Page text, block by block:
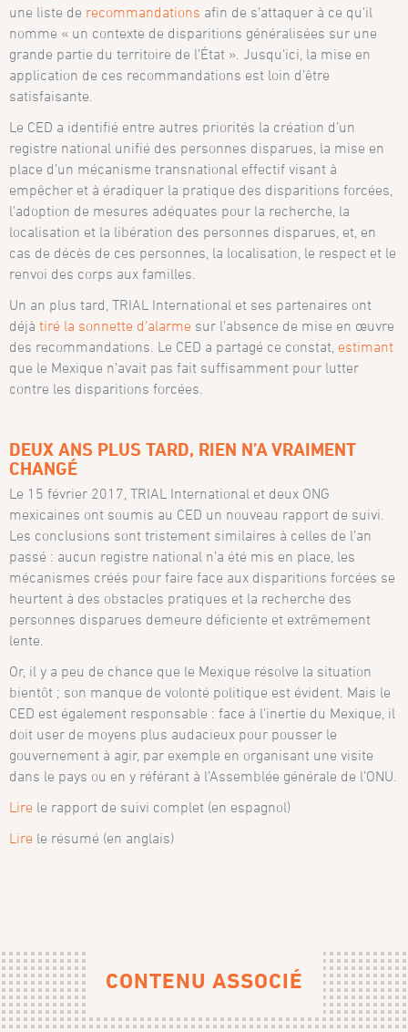
une liste de recommandations afin de s’attaquer à ce qu’il
nomme « un contexte de disparitions généralisées sur une
grande partie du territoire de l’État ». Jusqu’ici, la mise en
application de ces recommandations est loin d’être
satisfaisante.
Le CED a identifié entre autres priorités la création d’un
registre national unifié des personnes disparues, la mise en
place d’un mécanisme transnational effectif visant à
empêcher et à éradiquer la pratique des disparitions forcées,
l’adoption de mesures adéquates pour la recherche, la
localisation et la libération des personnes disparues, et, en
cas de décès de ces personnes, la localisation, le respect et le
renvoi des corps aux familles.
Un an plus tard, TRIAL International et ses partenaires ont
déjàtiré la sonnette d’alarme sur l’absence de mise en œuvre
des recommandations. Le CED a partagé ce constat, estimant
que le Mexique n’avait pas fait suffisamment pour lutter
contre les disparitions forcées.
DEUX ANS PLUS TARD, RIEN N’A VRAIMENT
CHANGÉ
Le 15 février 2017, TRIAL International et deux ONG
mexicaines ont soumis au CED un nouveau rapport de suivi.
Les conclusions sont tristement similaires à celles de l’an
passé : aucun registre national n’a été mis en place, les
mécanismes créés pour faire face aux disparitions forcées se
heurtent à des obstacles pratiques et la recherche des
personnes disparues demeure déficiente et extrêmement
lente.
Or, il y a peu de chance que le Mexique résolve la situation
bientôt ; son manque de volonté politique est évident. Mais le
CED est également responsable : face à l’inertie du Mexique, il
doit user de moyens plus audacieux pour pousser le
gouvernement à agir, par exemple en organisant une visite
dans le pays ou en y référant à l’Assemblée générale de l’ONU.
Lire le rapport de suivi complet (en espagnol)
Lire le résumé (en anglais)
CONTENU ASSOCIÉ